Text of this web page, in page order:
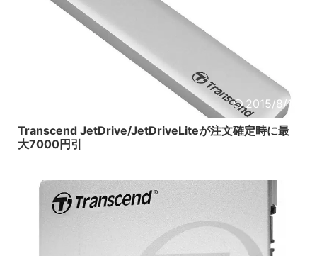
2015/8/18
Transcend JetDrive/JetDriveLiteが注文確定時に最
大7000円引